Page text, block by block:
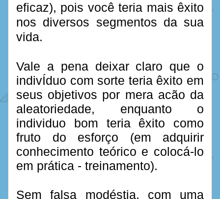
eficaz), pois você teria mais êxito
nos diversos segmentos da sua
vida.
Vale a pena deixar claro que o
indivÍduo com sorte teria êxito em
seus objetivos por mera acão da
aleatoriedade, enquanto o
individuo bom teria êxito como
fruto do esforço (em adquirir
conhecimento teórico e colocá-lo
em prática - treinamento).
Sem falsa modéstia, com uma